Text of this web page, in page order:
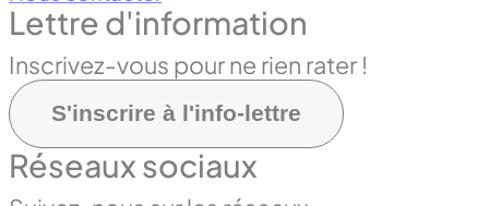
Lettre d'information
Inscrivez-vous pour ne rien rater !
S'inscrire à l'info-lettre
Réseaux sociaux